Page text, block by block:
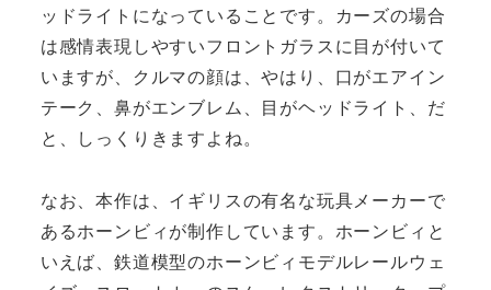
ッドライトになっていることです。カーズの場合
は感情表現しやすいフロントガラスに目が付いて
いますが、クルマの顔は、やはり、口がエアイン
テーク、鼻がエンブレム、目がヘッドライト、だ
と、しっくりきますよね。
なお、本作は、イギリスの有名な玩具メーカーで
あるホーンビィが制作しています。ホーンビィと
いえば、鉄道模型のホーンビィモデルレールウェ